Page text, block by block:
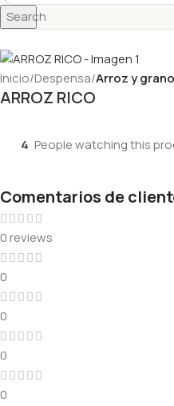
Search
Inicio Despensa Arroz y
ARROZ RICO
4 People watching this
Comentarios de
0 reviews
0
0
0
0